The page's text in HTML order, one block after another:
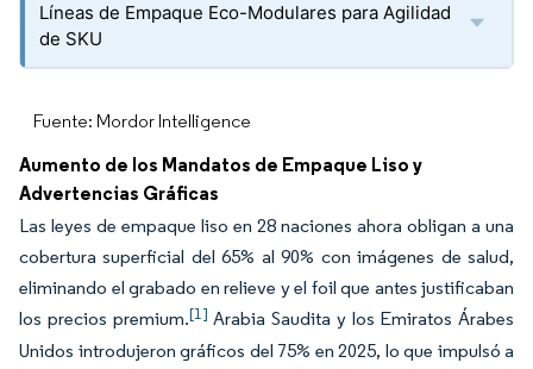
Líneas de Empaque Eco-Modulares para Agilidad
de SKU
Fuente: Mordor Intelligence
Aumento de los Mandatos de Empaque Liso y
Advertencias Gráficas
Las leyes de empaque liso en 28 naciones ahora obligan a una
cobertura superficial del 65% al 90% con imágenes de salud,
eliminando el grabado en relieve y el foil que antes justificaban
los precios premium.[1] Arabia Saudita y los Emiratos Árabes
Unidos introdujeron gráficos del 75% en 2025, lo que impulsó a